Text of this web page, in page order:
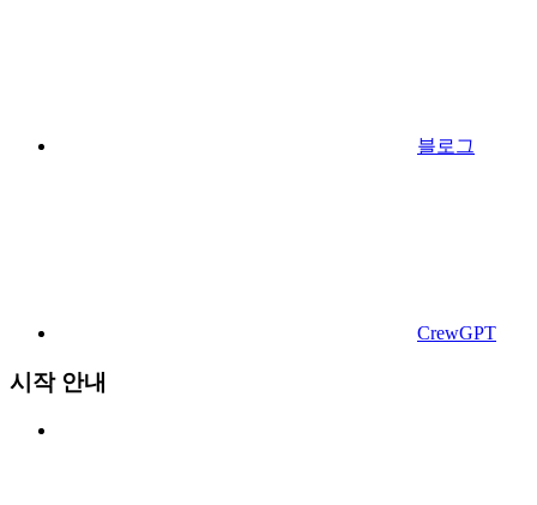
블로그
CrewGPT
시작 안내